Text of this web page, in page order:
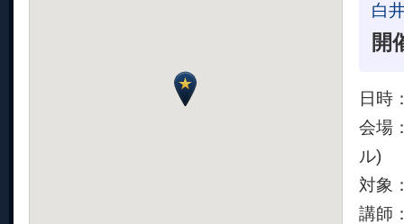
白
開
日時
会場
ル)
対象
講師